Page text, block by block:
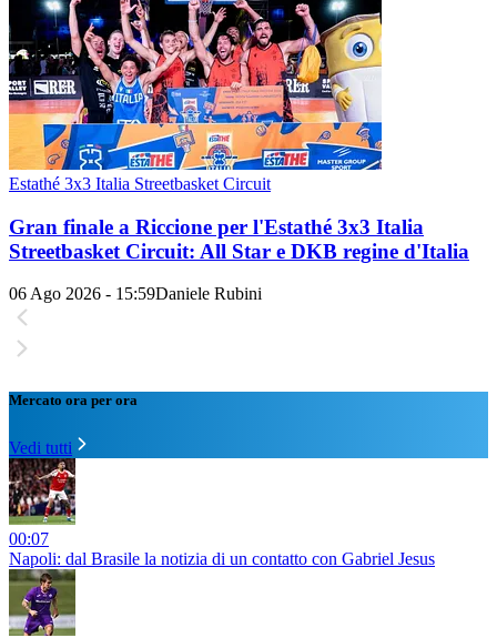
Estathé 3x3 Italia Streetbasket Circuit
Gran finale a Riccione per l'Estathé 3x3 Italia
Streetbasket Circuit: All Star e DKB regine d'Italia
06 Ago 2026 - 15:59Daniele Rubini
Mercato ora per ora
Vedi tutti
00:07
Napoli: dal Brasile la notizia di un contatto con Gabriel Jesus